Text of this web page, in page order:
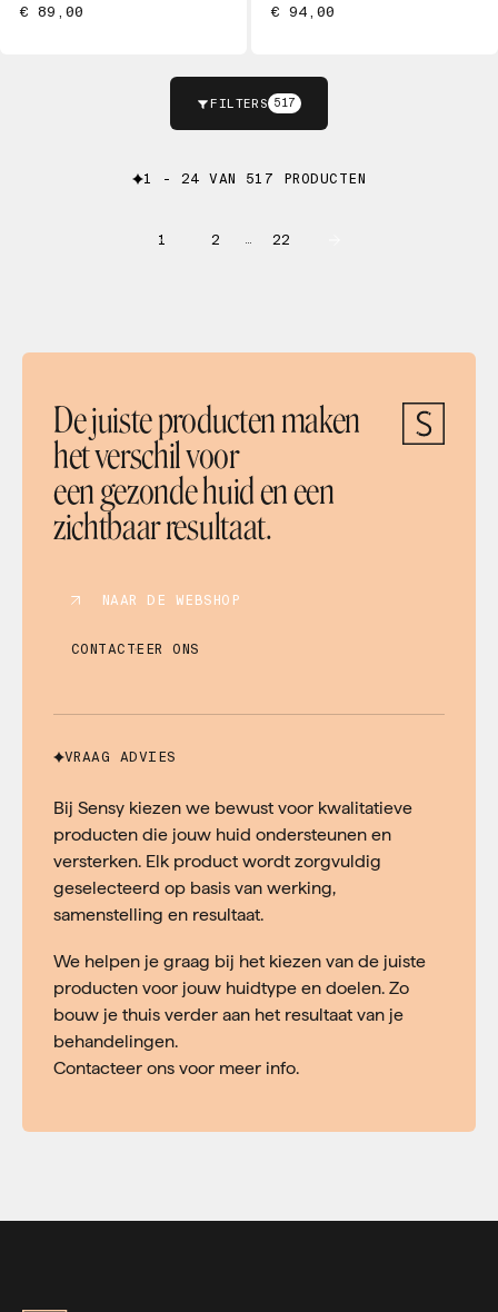
€ 89,00 € 94,00
FILTERS 517
1 - 24 VAN 517 PRODUCTEN
1 2 … 22
De juiste producten maken
het verschil voor
een gezonde huid en een
zichtbaar resultaat.
NAAR DE WEBSHOP
CONTACTEER ONS
VRAAG ADVIES
Bij Sensy kiezen we bewust voor kwalitatieve
producten die jouw huid ondersteunen en
versterken. Elk product wordt zorgvuldig
geselecteerd op basis van werking,
samenstelling en resultaat.
We helpen je graag bij het kiezen van de juiste
producten voor jouw huidtype en doelen. Zo
bouw je thuis verder aan het resultaat van je
behandelingen.
Contacteer ons voor meer info.